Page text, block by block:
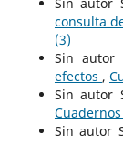
consulta
(3)
Sin autor
efectos ,
Sin autor
Sin autor